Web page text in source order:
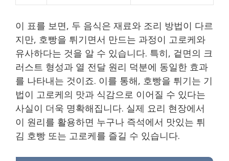
이 표를 보면, 두 음식은 재료와 조리 방법이 다르
지만, 호빵을 튀기면서 만드는 과정이 고로케와
유사하다는 것을 알 수 있습니다. 특히, 겉면의 크
러스트 형성과 열 전달 원리 덕분에 동일한 효과
를 나타내는 것이죠. 이를 통해, 호빵을 튀기는 기
법이 고로케의 맛과 식감으로 이어질 수 있다는
사실이 더욱 명확해집니다. 실제 요리 현장에서
이 원리를 활용하면 누구나 즉석에서 맛있는 튀
김 호빵 또는 고로케를 즐길 수 있습니다.